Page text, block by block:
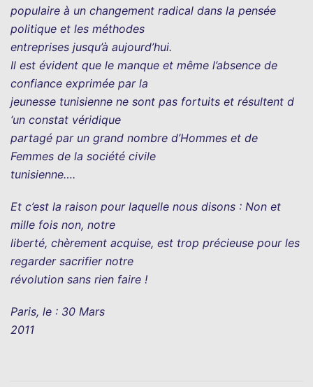
populaire à un changement radical dans la pensée
politique et les méthodes
entreprises jusqu’à aujourd’hui.
Il est évident que le manque et même l’absence de
confiance exprimée par la
jeunesse tunisienne ne sont pas fortuits et résultent d
‘un constat véridique
partagé par un grand nombre d’Hommes et de
Femmes de la société civile
tunisienne….
Et c’est la raison pour laquelle nous disons : Non et
mille fois non, notre
liberté, chèrement acquise, est trop précieuse pour les
regarder sacrifier notre
révolution sans rien faire !
Paris, le : 30 Mars
2011